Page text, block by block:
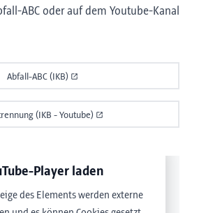
ABC oder auf dem Youtube-Kanal
Abfall-ABC (IKB)
(IKB - Youtube)
Player laden
des Elements werden externe